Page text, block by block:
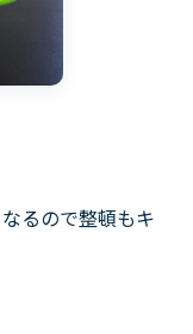
るので整頓もキ